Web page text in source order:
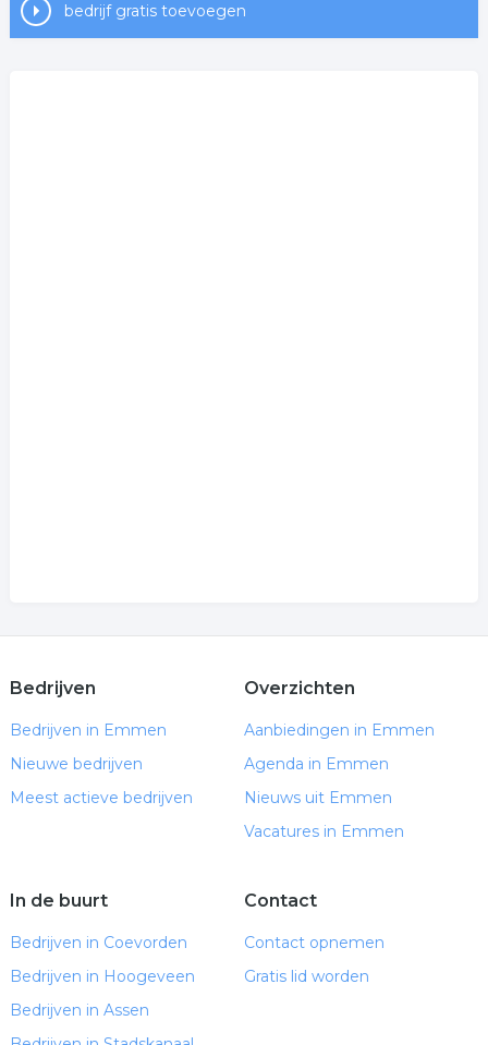
bedrijf gratis toevoegen
Bedrijven
Bedrijven in Emmen
Nieuwe bedrijven
Meest actieve bedrijven
Overzichten
Aanbiedingen in Emmen
Agenda in Emmen
Nieuws uit Emmen
Vacatures in Emmen
In de buurt
Bedrijven in Coevorden
Bedrijven in Hoogeveen
Bedrijven in Assen
Contact
Contact opnemen
Gratis lid worden